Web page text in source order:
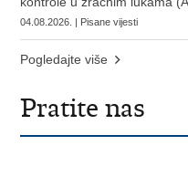
04.08.2026. | Pisane vijesti
Pogledajte više
Pratite nas